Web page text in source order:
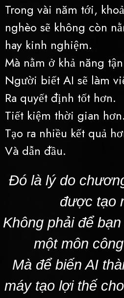
Trong vài năm tới,
nghèo sẽ không còn
hay kinh nghiệm.
Mà nằm ở khả năng
Người biết AI sẽ làm
Ra quyết định tốt hơn.
Tiết kiệm thời gian hơn.
Tạo ra nhiều kết quả
Và dẫn đầu.
Đó là lý do
được tạo
Không phải để
một môn
Mà để biến AI
máy tạo lợi thế